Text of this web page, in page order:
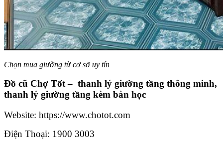
Chọn mua giường từ cơ sở uy tín
Đồ cũ Chợ Tốt – thanh lý giường tầng thông minh,
thanh lý giường tầng kèm bàn học
Website: https://www.chotot.com
Điện Thoại: 1900 3003